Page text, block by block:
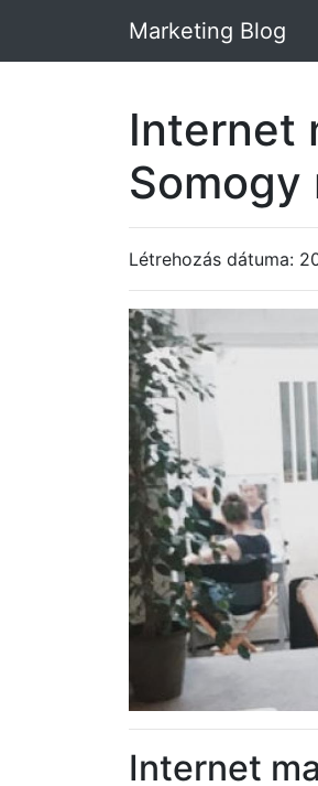
Marketing Blog
Internet
Somogy
Létrehozás dátuma:
Internet